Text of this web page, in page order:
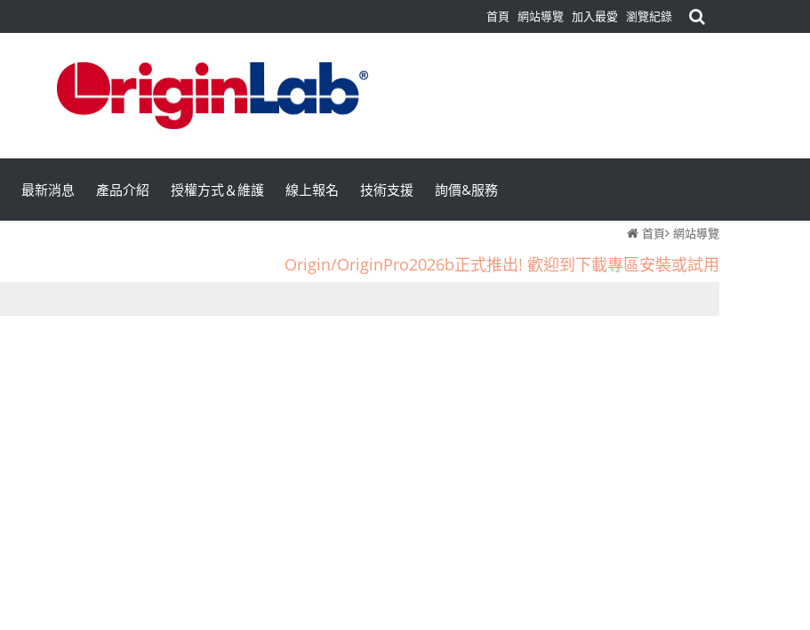
首頁 網站導覽 加入最愛 瀏覽紀錄
最新消息 產品介紹 授權方式＆維護 線上報名 技術支援 詢價&服務
首頁 網站導覽
Origin/OriginPro2026b正式推出! 歡迎到下載專區安裝或試用
OriginLab 的小工具APP，目前下載與使用者越來越多，歡迎來看看唷！